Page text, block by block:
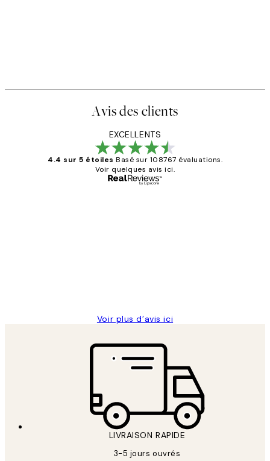
Avis des clients
EXCELLENTS
4.4 sur 5 étoiles Basé sur 108767 évaluations.
Voir quelques avis ici.
Voir plus d’avis ici
LIVRAISON RAPIDE
3-5 jours ouvrés